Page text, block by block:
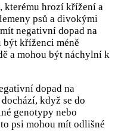
kterému hrozí křížení a
psů a divokými
negativní dopad na
být kříženci méně
a mohou být náchylní k
dopad na
když se do
genotypy nebo
psi mohou mít odlišné